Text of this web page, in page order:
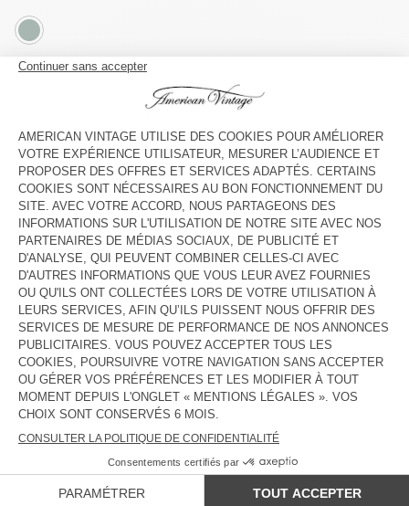
XL XXL
Le mannequin mesure 188 cm et porte une taille M
GUIDE DES TAILLES
Livraison estiméeentre le mardi 11 août et le jeudi 13 août
AJOUTER AU PANIER
DESCRIPTION
TAILLE ET COUPE
COMPOSITION
ENTRETIEN
TRAÇABILITÉ
LIVRAISON ET RETOURS
DANS LA MÊME MATIÈRE